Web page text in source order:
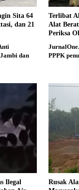
Sita 64
dan 21
dan
Terlibat
Alat
Periksa
PPPK
Ilegal
Rusak